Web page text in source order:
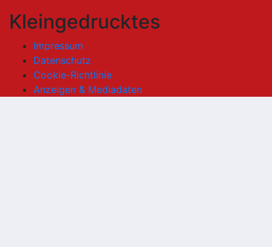
Kleingedrucktes
Impressum
Datenschutz
Cookie-Richtlinie
Anzeigen & Mediadaten